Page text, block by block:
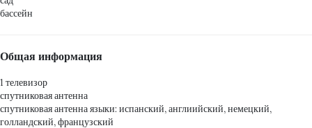
бассейн
Общая информация
1 телевизор
спутниковая антенна
спутниковая антенна языки: испанский, англиийский, немецкий,
голландский, французский